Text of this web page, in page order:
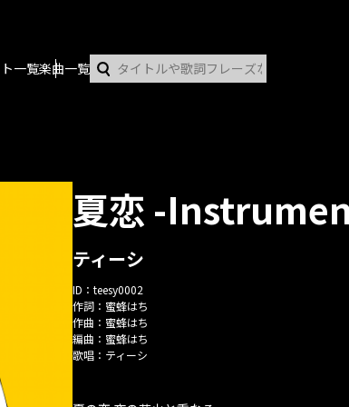
一覧楽曲一覧
夏恋 -
ティーシ
ID：teesy0002
作詞： 蜜蜂はち
作曲： 蜜蜂はち
編曲： 蜜蜂はち
歌唱： ティーシ